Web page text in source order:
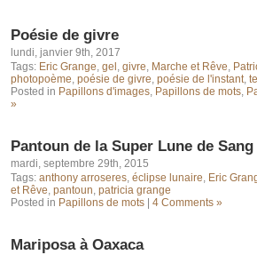
Poésie de givre
lundi, janvier 9th, 2017
Tags: Eric Grange, gel , givre, Marche et Rêve,
photopoème, poésie de givre, poésie de l'instant,
Posted in Papillons d'images, Papillons de mots,
»
Pantoun de la Super Lune de Sang
mardi, septembre 29th, 2015
Tags: anthony arroseres, éclipse lunaire, Eric
et Rêve, pantoun, patricia grange
Posted in Papillons de mots 4 Comments »
Mariposa à Oaxaca